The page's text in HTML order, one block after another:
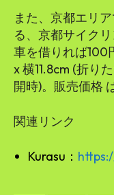
また、京都エリ
る、京都サイク
車を借りれば100
x 横11.8cm (折り
開時)。販売価格
関連リンク
Kurasu：